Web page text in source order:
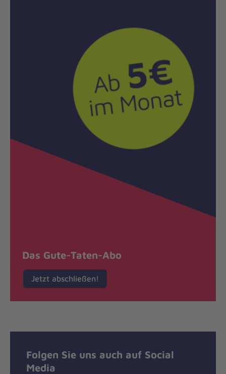
Das Gute-Taten-Abo
Jetzt abschließen!
Folgen Sie uns auch auf Social
Media